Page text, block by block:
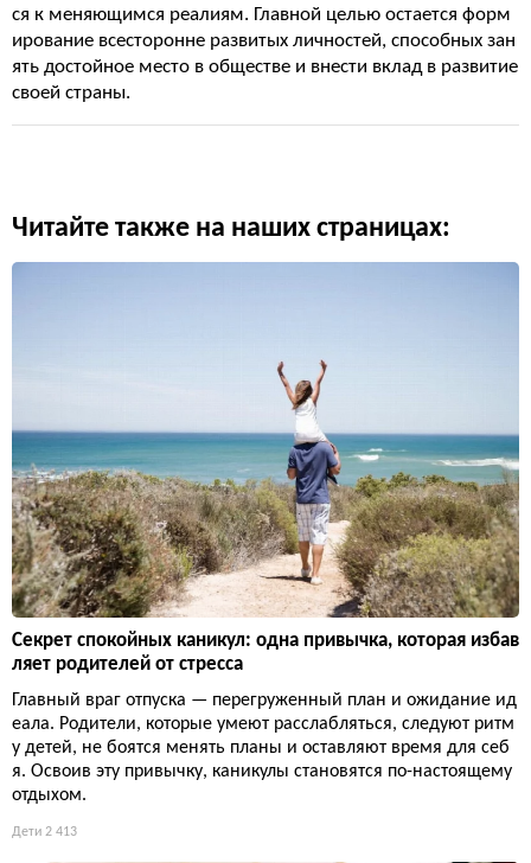
ся к меняющимся реалиям. Главной целью остается форм
ирование всесторонне развитых личностей, способных зан
ять достойное место в обществе и внести вклад в развитие
своей страны.
Читайте также на наших страницах:
Секрет спокойных каникул: одна привычка, которая избав
ляет родителей от стресса
Главный враг отпуска — перегруженный план и ожидание ид
еала. Родители, которые умеют расслабляться, следуют ритм
у детей, не боятся менять планы и оставляют время для себ
я. Освоив эту привычку, каникулы становятся по-настоящему
отдыхом.
Дети 2 413